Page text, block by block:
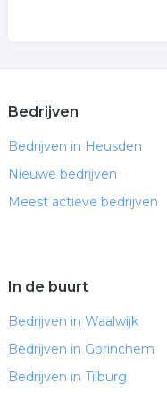
Bedrijven
Bedrijven in Heusden
Nieuwe bedrijven
Meest actieve bedrijven
In de buurt
Bedrijven in Waalwijk
Bedrijven in Gorinchem
Bedrijven in Tilburg